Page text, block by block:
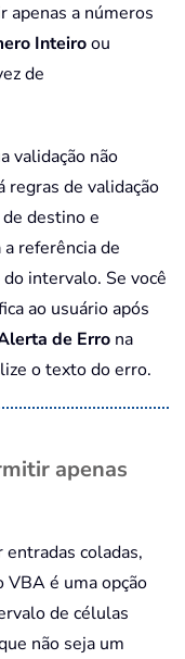
apenas a números
Inteiroou
de
validação não
regras de validação
destino e
referência de
intervalo. Se você
ao usuário após
de Erro na
o texto do erro.
apenas
coladas,
VBA é uma opção
de células
não seja um